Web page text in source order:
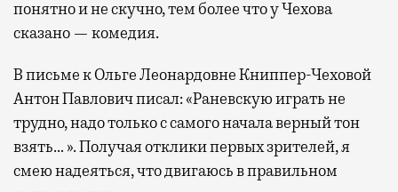
понятно и не скучно, тем более что у Чехова
сказано — комедия.
В письме к Ольге Леонардовне Книппер-Чеховой
Антон Павлович писал: «Раневскую играть не
трудно, надо только с самого начала верный тон
взять… ». Получая отклики первых зрителей, я
смею надеяться, что двигаюсь в правильном